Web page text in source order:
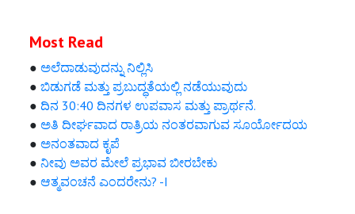
Most Read
●ಅಲೆದಾಡುವುದನ್ನು ನಿಲ್ಲಿಸಿ
●ಬಿಡುಗಡೆ ಮತ್ತು ಪ್ರಬುದ್ಧತೆಯಲ್ಲಿ ನಡೆಯುವುದು
●ದಿನ 30:40 ದಿನಗಳ ಉಪವಾಸ ಮತ್ತು ಪ್ರಾರ್ಥನೆ.
●ಅತಿ ದೀರ್ಘವಾದ ರಾತ್ರಿಯ ನಂತರವಾಗುವ ಸೂರ್ಯೋದಯ
●ಅನಂತವಾದ ಕೃಪೆ
●ನೀವು ಅವರ ಮೇಲೆ ಪ್ರಭಾವ ಬೀರಬೇಕು
●ಆತ್ಮವಂಚನೆ ಎಂದರೇನು? -I